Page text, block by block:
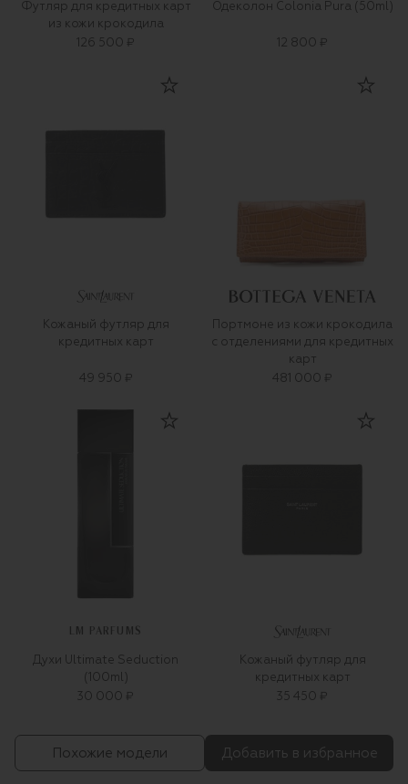
Футляр для кредитных карт
из кожи крокодила
126 500 ₽
Одеколон Colonia Pura (50ml)
12 800 ₽
Кожаный футляр для
кредитных карт
49 950 ₽
Портмоне из кожи крокодила
с отделениями для кредитных
карт
481 000 ₽
LM PARFUMS
Духи Ultimate Seduction
(100ml)
30 000 ₽
Кожаный футляр для
кредитных карт
35 450 ₽
Похожие модели Добавить в избранное